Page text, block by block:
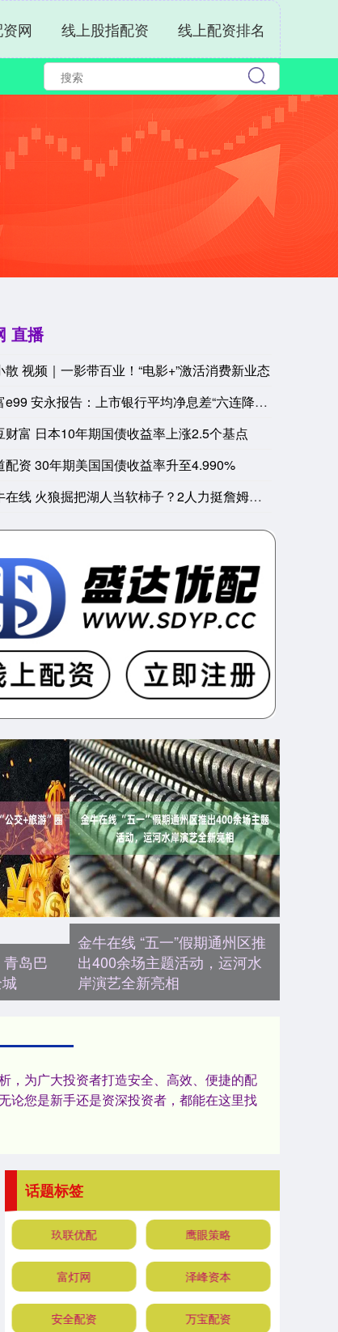
资网 线上股指配资 线上配资排名
石油首席财务官在电话会议上表示，在优先股赎回完成前
联邦储备银行8月6日接受了提交至逆回购工具的全部
直播
散 视频｜一影带百业！“电影+”激活消费新业态
安永报告：上市银行平均净息差“六连降”，利息净收
财富 日本10年期国债收益率上涨2.5个基点
配资 30年期美国国债收益率升至4.990%
线 火狼掘把湖人当软柿子？2人力挺詹姆斯能创奇迹，但雷
金牛在线 “五一”假期通州区推
出400余场主题活动，运河水
岸演艺全新亮相
青岛巴
，为广大投资者打造安全、高效、便捷的配
论您是新手还是资深投资者，都能在这里找
话题标签
玖联优配 鹰眼策略
富灯网 泽峰资本
安全配资 万宝配资